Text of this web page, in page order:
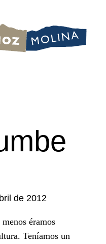
de 2012
éramos
Teníamos un